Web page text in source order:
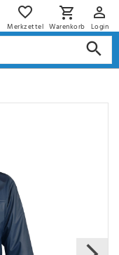
Merkzettel Warenkorb Login